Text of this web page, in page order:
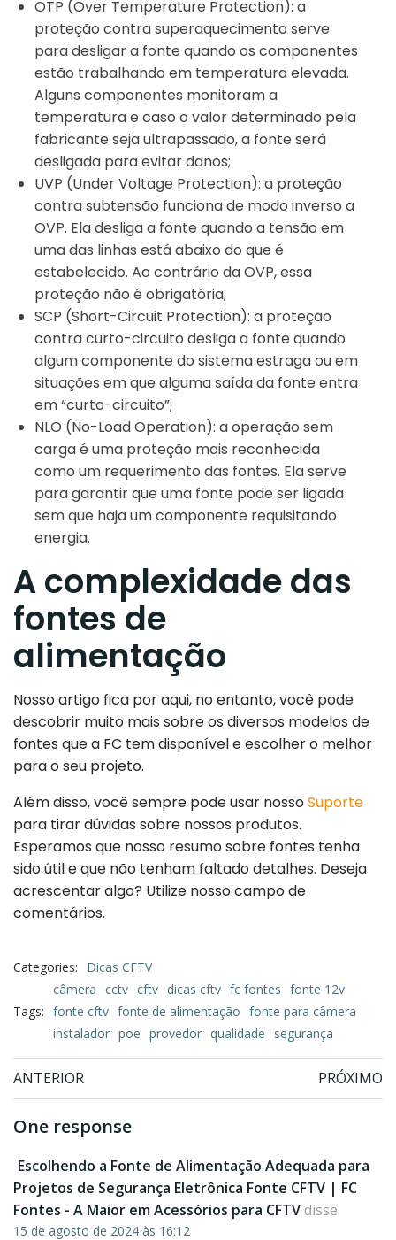
OTP (Over Temperature Protection): a
proteção contra superaquecimento serve
para desligar a fonte quando os componentes
estão trabalhando em temperatura elevada.
Alguns componentes monitoram a
temperatura e caso o valor determinado pela
fabricante seja ultrapassado, a fonte será
desligada para evitar danos;
UVP (Under Voltage Protection): a proteção
contra subtensão funciona de modo inverso a
OVP. Ela desliga a fonte quando a tensão em
uma das linhas está abaixo do que é
estabelecido. Ao contrário da OVP, essa
proteção não é obrigatória;
SCP (Short-Circuit Protection): a proteção
contra curto-circuito desliga a fonte quando
algum componente do sistema estraga ou em
situações em que alguma saída da fonte entra
em “curto-circuito”;
NLO (No-Load Operation): a operação sem
carga é uma proteção mais reconhecida
como um requerimento das fontes. Ela serve
para garantir que uma fonte pode ser ligada
sem que haja um componente requisitando
energia.
A complexidade das
fontes de
alimentação
Nosso artigo fica por aqui, no entanto, você pode
descobrir muito mais sobre os diversos modelos de
fontes que a FC tem disponível e escolher o melhor
para o seu projeto.
Além disso, você sempre pode usar nossoSuporte
para tirar dúvidas sobre nossos produtos.
Esperamos que nosso resumo sobre fontes tenha
sido útil e que não tenham faltado detalhes. Deseja
acrescentar algo? Utilize nosso campo de
comentários.
Categories: Dicas CFTV
Tags:
câmera cctv cftv dicas cftv fc fontes fonte 12v
fonte cftv fonte de alimentação fonte para câmera
instalador poe provedor qualidade segurança
Post
navigation
ANTERIOR PRÓXIMO
One response
Escolhendo a Fonte de Alimentação Adequada para
Projetos de Segurança Eletrônica Fonte CFTV | FC
Fontes - A Maior em Acessórios para CFTVdisse:
15 de agosto de 2024 às 16:12